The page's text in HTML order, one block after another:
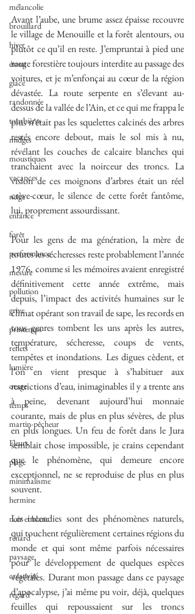
mélancolie
brouillard
hiver
étang
glace
randonnée
tourbières
midges
moustiques
vacances
neige
enfance
forêt
performance
mesure
pollution
grive
printemps
reflets
lumière
orage
temps
martin-pêcheur
Fleurs
plage
minimalisme
hermine
noir et blanc
renard
paysage
créativité
regard
Avant l’aube, une brume assez épaisse recouvre
le village de Menouille et la forêt alentours, ou
plutôt ce qu’il en reste. J’empruntai à pied une
route forestière toujours interdite au passage des
voitures, et je m’enfonçai au cœur de la région
dévastée. La route serpente en s’élevant au-
dessus de la vallée de l’Ain, et ce qui me frappa le
plus n’était pas les squelettes calcinés des arbres
restés encore debout, mais le sol mis à nu,
révélant les couches de calcaire blanches qui
tranchaient avec la noirceur des troncs. La
vision de ces moignons d’arbres était un réel
crève-cœur, le silence de cette forêt fantôme,
lui, proprement assourdissant.
Pour les gens de ma génération, la mère de
toutes les sécheresses reste probablement l’année
1976, comme si les mémoires avaient enregistré
définitivement cette année extrême, mais
depuis, l’impact des activités humaines sur le
climat opérant son travail de sape, les records en
tous genres tombent les uns après les autres,
température, sécheresse, coups de vents,
tempêtes et inondations. Les digues cèdent, et
l’on en vient presque à s’habituer aux
restrictions d’eau, inimaginables il y a trente ans
à peine, devenant aujourd’hui monnaie
courante, mais de plus en plus sévères, de plus
en plus longues. Un feu de forêt dans le Jura
semblait chose impossible, je crains cependant
que le phénomène, qui demeure encore
exceptionnel, ne se reproduise de plus en plus
souvent.
Les incendies sont des phénomènes naturels,
qui touchent régulièrement certaines régions du
monde et qui sont même parfois nécessaires
pour le développement de quelques espèces
végétales. Durant mon passage dans ce paysage
d’apocalypse, j’ai même pu voir, déjà, quelques
feuilles qui repoussaient sur les troncs